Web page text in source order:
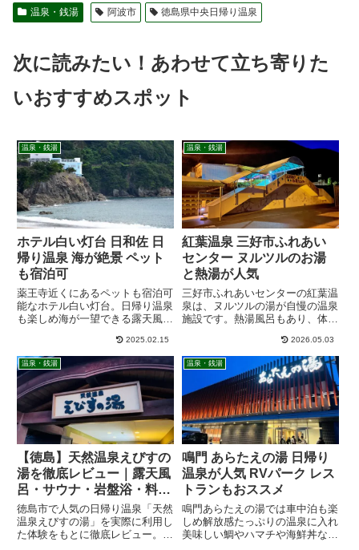
温泉・銭湯 阿波市 徳島県中央日帰り温泉
次に読みたい！あわせて立ち寄りた
いおすすめスポット
温泉・銭湯
ホテル白い灯台 日和佐 日
帰り温泉 海が絶景 ペット
も宿泊可
薬王寺近くにあるペットも宿泊可
能なホテル白い灯台。日帰り温泉
も楽しめ海が一望できる露天風呂
南部に遊びに行った時やペットと
の宿泊を楽しむにはいいホテルで
す。
2025.02.15
温泉・銭湯
紅葉温泉 三好市ふれあい
センター ヌルツルのお湯
と熱湯が人気
三好市ふれあいセンターの紅葉温
泉は、ヌルツルの湯が自慢の温泉
施設です。熱湯風呂もあり、体を
環境の中で、心身のリラックス
を。
2026.05.03
温泉・銭湯
【徳島】天然温泉えびすの
湯を徹底レビュー｜露天風
呂・サウナ・岩盤浴・料
金・営業時間・アクセス完
全ガイド
徳島市で人気の日帰り温泉「天然
温泉えびすの湯」を実際に利用し
た体験をもとに徹底レビュー。有
温泉・銭湯
鳴門 あらたえの湯 日帰り
温泉が人気 RVパーク レス
トランもおススメ
鳴門あらたえの湯では車中泊も楽
しめ解放感たっぷりの温泉に入れ
美味しい鯛やハマチや海鮮丼など